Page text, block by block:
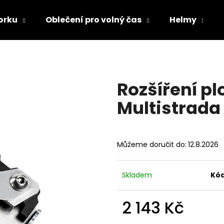
Oblečení pro volný čas Helmy
Rozšíření
Multistrada
Můžeme doručit do: 12.8.2026
Skladem
2 143 Kč
HLEDAT
DC SPEED BÍLO-ČERNÉ
TRIČKO DC